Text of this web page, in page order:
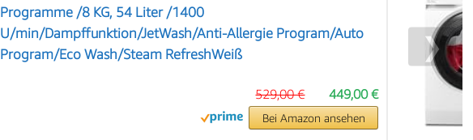
Programme /8 KG, 54 Liter /1400
U/min/Dampffunktion/JetWash/Anti-Allergie Program/Auto
Program/Eco Wash/Steam RefreshWeiß
449,00 €
529,00 €
Bei Amazon ansehen
❯